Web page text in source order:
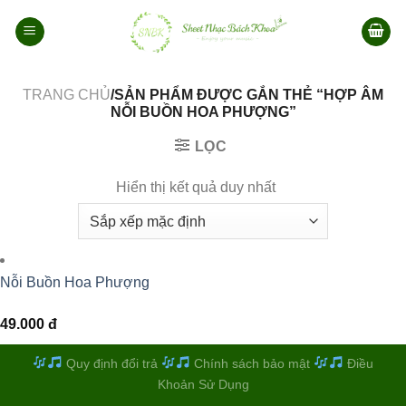
qua
TRANG CHỦ/SẢN PHẨM ĐƯỢC GẮN THẺ “HỢP ÂM
NỖI BUỒN HOA PHƯỢNG”
LỌC
Hiển thị kết quả duy nhất
Nỗi Buồn Hoa Phượng
49.000 đ
Quy định đổi trả Chính sách bảo mật
Điều
Khoản Sử Dụng